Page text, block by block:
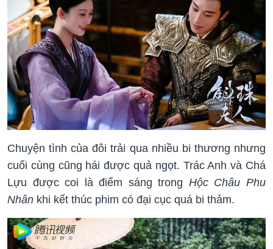
Chuyện tình của đôi trải qua nhiều bi thương nhưng
cuối cùng cũng hái được quả ngọt. Trác Anh và Chá
Lựu được coi là điểm sáng trong Hộc Châu Phu
Nhân khi kết thúc phim có đại cục quá bi thảm.